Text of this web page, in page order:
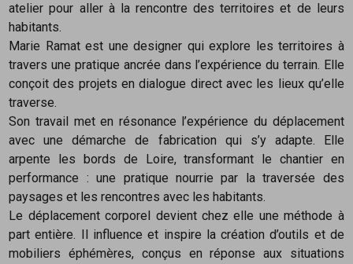
atelier pour aller à la rencontre des territoires et de leurs
habitants.
Marie Ramat est une designer qui explore les territoires à
travers une pratique ancrée dans l’expérience du terrain. Elle
conçoit des projets en dialogue direct avec les lieux qu’elle
traverse.
Son travail met en résonance l’expérience du déplacement
avec une démarche de fabrication qui s’y adapte. Elle
arpente les bords de Loire, transformant le chantier en
performance : une pratique nourrie par la traversée des
paysages et les rencontres avec les habitants.
Le déplacement corporel devient chez elle une méthode à
part entière. Il influence et inspire la création d’outils et de
mobiliers éphémères, conçus en réponse aux situations